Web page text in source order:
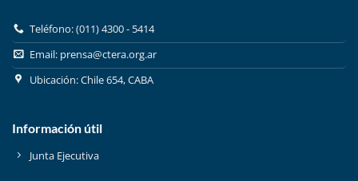
Teléfono: (011) 4300 - 5414
Email: prensa@ctera.org.ar
Ubicación: Chile 654, CABA
Información útil
Junta Ejecutiva